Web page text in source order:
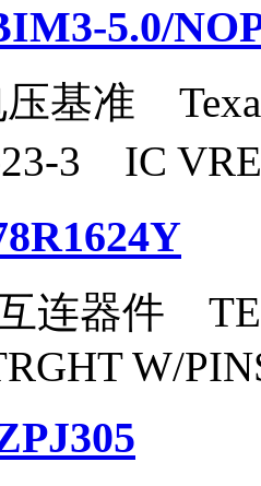
5.0/
基准
3 IC
连器件
W/